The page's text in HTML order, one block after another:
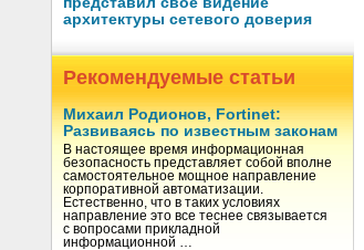
архитектуры сетевого доверия
Рекомендуемые статьи
Михаил Родионов, Fortinet:
Развиваясь по известным законам
В настоящее время информационная
безопасность представляет собой вполне
самостоятельное мощное направление
корпоративной автоматизации.
Естественно, что в таких условиях
направление это все теснее связывается
с вопросами прикладной
информационной …